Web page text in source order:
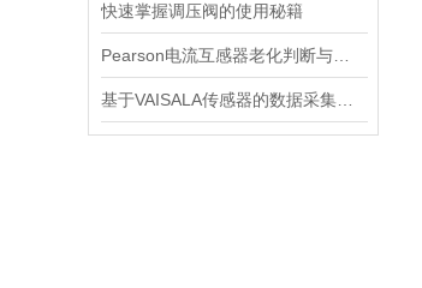
快速掌握调压阀的使用秘籍